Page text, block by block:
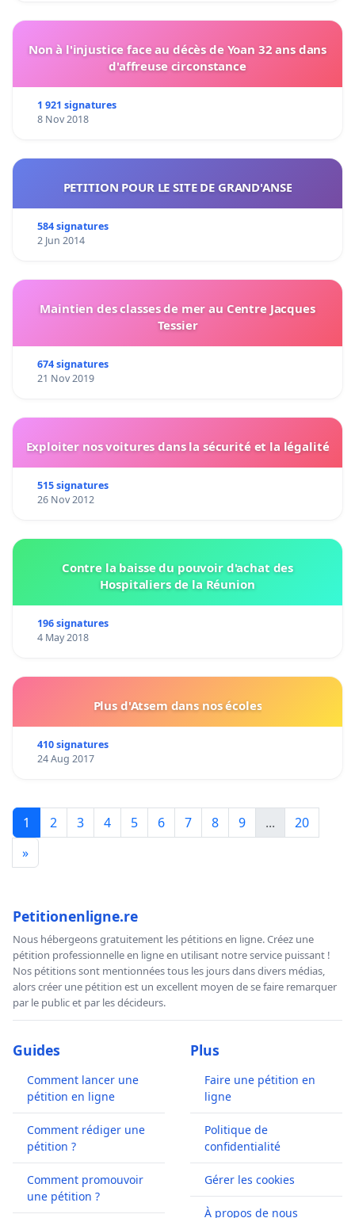
Non à l'injustice face au décès de Yoan 32 ans dans
d'affreuse circonstance
1 921 signatures
8 Nov 2018
PETITION POUR LE SITE DE GRAND'ANSE
584 signatures
2 Jun 2014
Maintien des classes de mer au Centre Jacques
Tessier
674 signatures
21 Nov 2019
Exploiter nos voitures dans la sécurité et la légalité
515 signatures
26 Nov 2012
Contre la baisse du pouvoir d'achat des
Hospitaliers de la Réunion
196 signatures
4 May 2018
Plus d'Atsem dans nos écoles
410 signatures
24 Aug 2017
1 2 3 4 5 6 7 8 9 ...
20
»
Petitionenligne.re
Nous hébergeons gratuitement les pétitions en ligne. Créez une
pétition professionnelle en ligne en utilisant notre service puissant !
Nos pétitions sont mentionnées tous les jours dans divers médias,
alors créer une pétition est un excellent moyen de se faire remarquer
par le public et par les décideurs.
Guides
Comment lancer une
pétition en ligne
Comment rédiger une
pétition ?
Comment promouvoir
une pétition ?
Plus
Faire une pétition en
ligne
Politique de
confidentialité
Gérer les cookies
À propos de nous